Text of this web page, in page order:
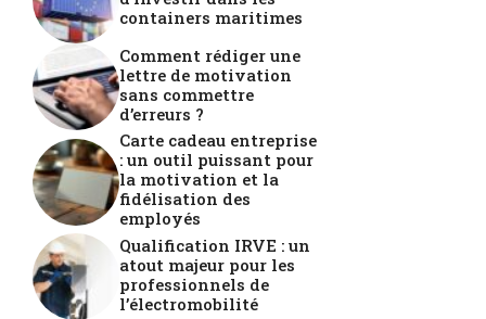
containers maritimes
Comment rédiger une
lettre de motivation
sans commettre
d’erreurs ?
Carte cadeau entreprise
: un outil puissant pour
la motivation et la
fidélisation des
employés
Qualification IRVE : un
atout majeur pour les
professionnels de
l’électromobilité